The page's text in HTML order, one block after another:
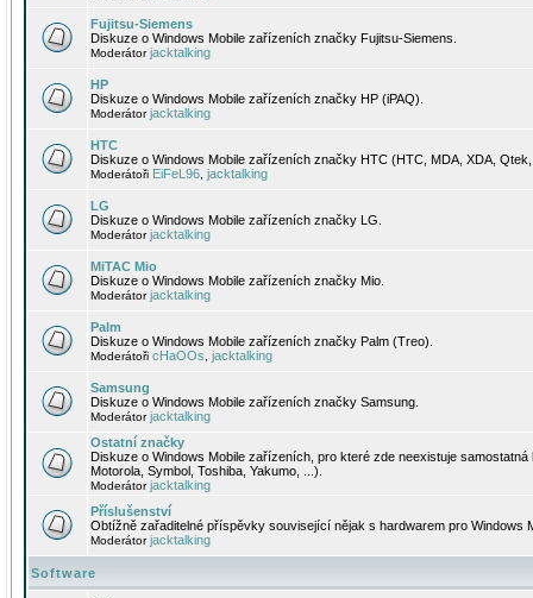
Fujitsu-Siemens
Diskuze o Windows Mobile zařízeních značky Fujitsu-Siemens.
Moderátorjacktalking
HP
Diskuze o Windows Mobile zařízeních značky HP (iPAQ).
Moderátorjacktalking
HTC
Diskuze o Windows Mobile zařízeních značky HTC (HTC, MDA, XDA,
Moderátoři EiFeL96 jacktalking
LG
Diskuze o Windows Mobile zařízeních značky LG.
Moderátorjacktalking
MiTAC Mio
Diskuze o Windows Mobile zařízeních značky Mio.
Moderátorjacktalking
Palm
Diskuze o Windows Mobile zařízeních značky Palm (Treo).
Moderátoři cHaOOs jacktalking
Samsung
Diskuze o Windows Mobile zařízeních značky Samsung.
Moderátorjacktalking
Ostatní značky
Diskuze o Windows Mobile zařízeních, pro které zde neexistuje
Motorola, Symbol, Toshiba, Yakumo, ...).
Moderátorjacktalking
Příslušenství
Obtížně zařaditelné příspěvky související nějak s hardwarem pro Windows
Moderátorjacktalking
Software